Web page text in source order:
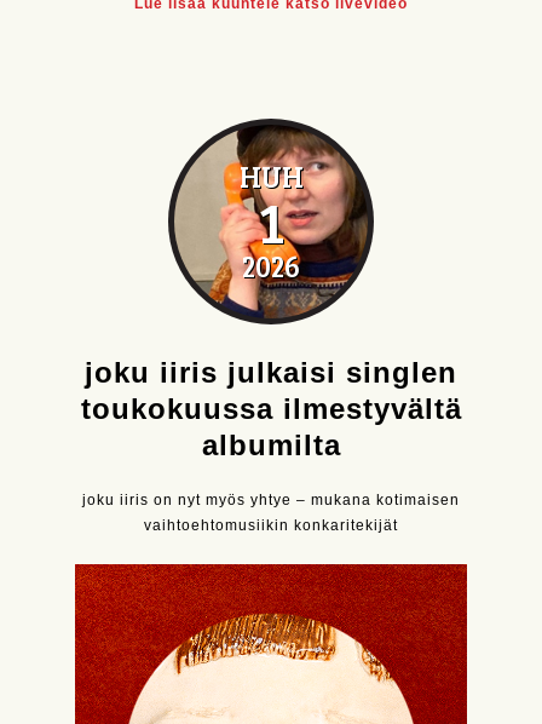
Lue lisää kuuntele katso livevideo
HUH
1
2026
joku iiris julkaisi singlen
toukokuussa ilmestyvältä
albumilta
joku iiris on nyt myös yhtye – mukana kotimaisen
vaihtoehtomusiikin konkaritekijät